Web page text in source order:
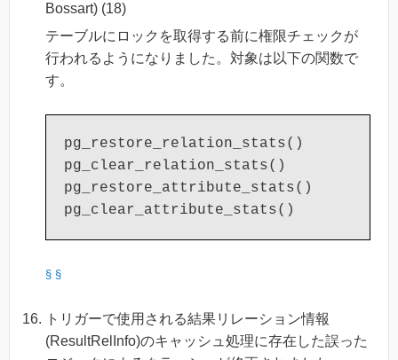
Bossart) (18)
テーブルにロックを取得する前に権限チェックが
行われるようになりました。対象は以下の関数で
す。
pg_restore_relation_stats()
pg_clear_relation_stats()
pg_restore_attribute_stats()
§ §
トリガーで使用される結果リレーション情報
(ResultRelInfo)のキャッシュ処理に存在した誤った